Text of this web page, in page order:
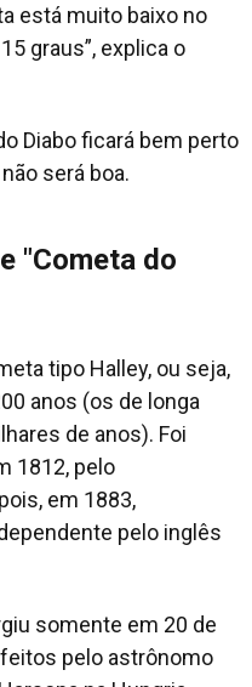
está muito baixo no
graus”, explica o
Diabo ficará bem perto
será boa.
"Cometa do
tipo Halley, ou seja,
anos (os de longa
de anos). Foi
1812, pelo
em 1883,
pelo inglês
somente em 20 de
pelo astrônomo